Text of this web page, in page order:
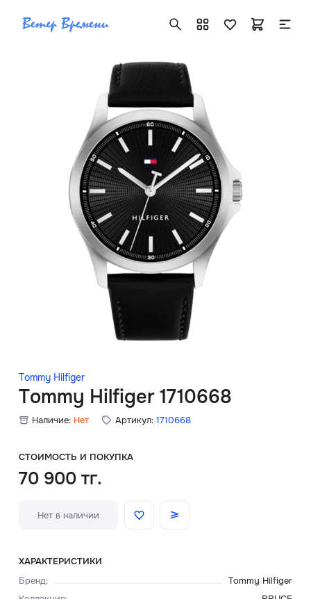
Tommy Hilfiger
Tommy Hilfiger 1710668
Наличие: Нет Артикул: 1710668
СТОИМОСТЬ И ПОКУПКА
70 900 тг.
Нет в наличии
ХАРАКТЕРИСТИКИ
Бренд:
Tommy Hilfiger
+7 ( 705 ) 181-42-50
info@vetervremeni.kz
Авторизация
Каталог
Мужские часы
Женские часы
Скидки
Главная
О нас